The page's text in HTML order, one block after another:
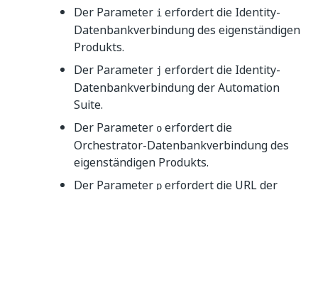
Der Parameter i erfordert die Identity-
Datenbankverbindung des eigenständigen
Produkts.
Der Parameter j erfordert die Identity-
Datenbankverbindung der Automation
Suite.
Der Parameter o erfordert die
Orchestrator-Datenbankverbindung des
eigenständigen Produkts.
Der Parameter p erfordert die URL der